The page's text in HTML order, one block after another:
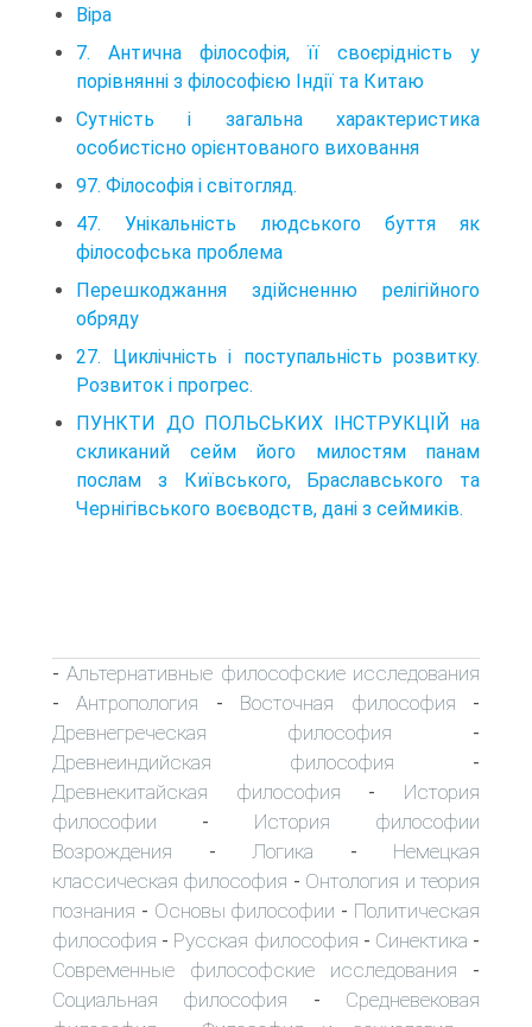
Віра
7. Антична філософія, її своєрідність у
порівнянні з філософією Індії та Китаю
Сутність і загальна характеристика
особистісно орієнтованого виховання
97. Філософія і світогляд.
47. Унікальність людського буття як
філософська проблема
Перешкоджання здійсненню релігійного
обряду
27. Циклічність і поступальність розвитку.
Розвиток і прогрес.
ПУНКТИ ДО ПОЛЬСЬКИХ ІНСТРУКЦІЙ на
скликаний сейм його милостям панам
послам з Київського, Браславського та
Чернігівського воєводств, дані з сеймиків.
-Альтернативные философские исследования
-Антропология - Восточная философия -
Древнегреческая философия -
Древнеиндийская философия -
Древнекитайская философия - История
философии - История философии
Возрождения - Логика - Немецкая
классическая философия - Онтология и теория
познания - Основы философии - Политическая
философия - Русская философия - Синектика -
Современные философские исследования -
Социальная философия - Средневековая